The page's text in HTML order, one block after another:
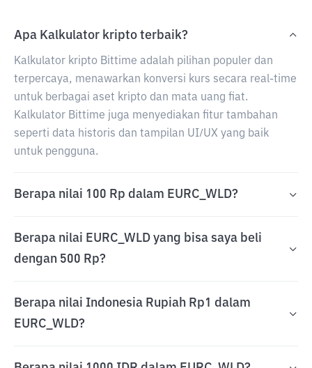
Apa Kalkulator kripto terbaik?
Kalkulator kripto Bittime adalah pilihan populer dan
terpercaya, menawarkan konversi kurs secara real-time
untuk berbagai aset kripto dan mata uang fiat.
Kalkulator Bittime juga menyediakan fitur tambahan
seperti data historis dan tampilan UI/UX yang baik
untuk pengguna.
Berapa nilai 100 Rp dalam EURC_WLD?
Berapa nilai EURC_WLD yang bisa saya beli
dengan 500 Rp?
Berapa nilai Indonesia Rupiah Rp1 dalam
EURC_WLD?